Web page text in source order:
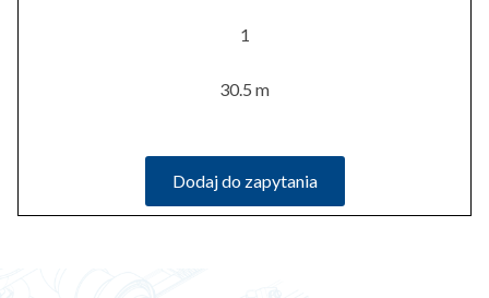
1
30.5 m
Dodaj do zapytania